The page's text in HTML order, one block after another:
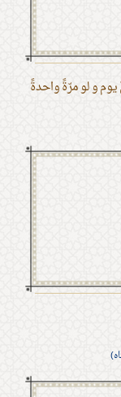
و لو مرّةً واحدةً